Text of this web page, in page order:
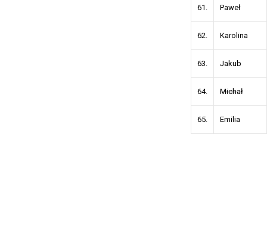
61. Paweł
62. Karolina
63. Jakub
64. Michał
65. Emilia